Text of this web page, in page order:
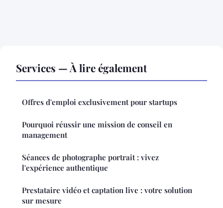
Services — À lire également
Offres d'emploi exclusivement pour startups
Pourquoi réussir une mission de conseil en
management
Séances de photographe portrait : vivez
l'expérience authentique
Prestataire vidéo et captation live : votre solution
sur mesure